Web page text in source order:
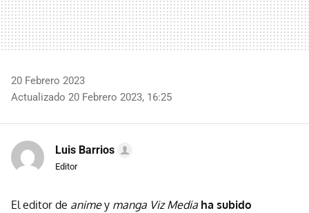
20 Febrero 2023
Actualizado 20 Febrero 2023, 16:25
Luis Barrios
Editor
El editor de animey manga Viz Media ha subido